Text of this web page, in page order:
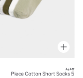
جديد
5 Piece Cotton Short Socks